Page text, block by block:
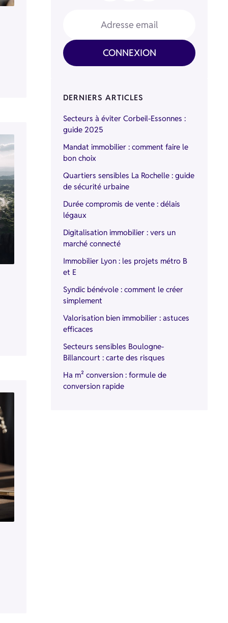
Adresse email
CONNEXION
DERNIERS ARTICLES
Secteurs à éviter Corbeil-Essonnes :
guide 2025
Mandat immobilier : comment faire le
bon choix
Quartiers sensibles La Rochelle : guide
de sécurité urbaine
Durée compromis de vente : délais
légaux
Digitalisation immobilier : vers un
marché connecté
Immobilier Lyon : les projets métro B
et E
Syndic bénévole : comment le créer
simplement
Valorisation bien immobilier : astuces
efficaces
Secteurs sensibles Boulogne-
Billancourt : carte des risques
Ha m² conversion : formule de
conversion rapide